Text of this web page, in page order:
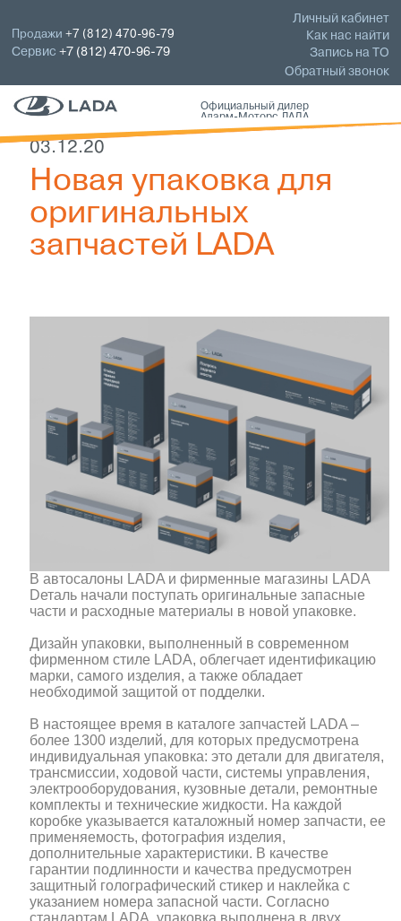
Личный кабинет
Как нас найти
Запись на ТО
Обратный звонок
Продажи+7 (812) 470-96-79
Сервис+7 (812) 470-96-79
Официальный дилер
Аларм-Моторс ЛАДА
03.12.20
Новая упаковка для
оригинальных
запчастей LADA
В автосалоны LADA и фирменные магазины LADA
Dеталь начали поступать оригинальные запасные
части и расходные материалы в новой упаковке.
Дизайн упаковки, выполненный в современном
фирменном стиле LADA, облегчает идентификацию
марки, самого изделия, а также обладает
необходимой защитой от подделки.
В настоящее время в каталоге запчастей LADA –
более 1300 изделий, для которых предусмотрена
индивидуальная упаковка: это детали для двигателя,
трансмиссии, ходовой части, системы управления,
электрооборудования, кузовные детали, ремонтные
комплекты и технические жидкости. На каждой
коробке указывается каталожный номер запчасти, ее
применяемость, фотография изделия,
дополнительные характеристики. В качестве
гарантии подлинности и качества предусмотрен
защитный голографический стикер и наклейка с
указанием номера запасной части. Согласно
стандартам LADA, упаковка выполнена в двух